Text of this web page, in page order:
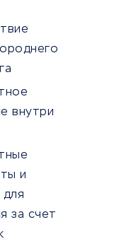
внутри
и
за счет